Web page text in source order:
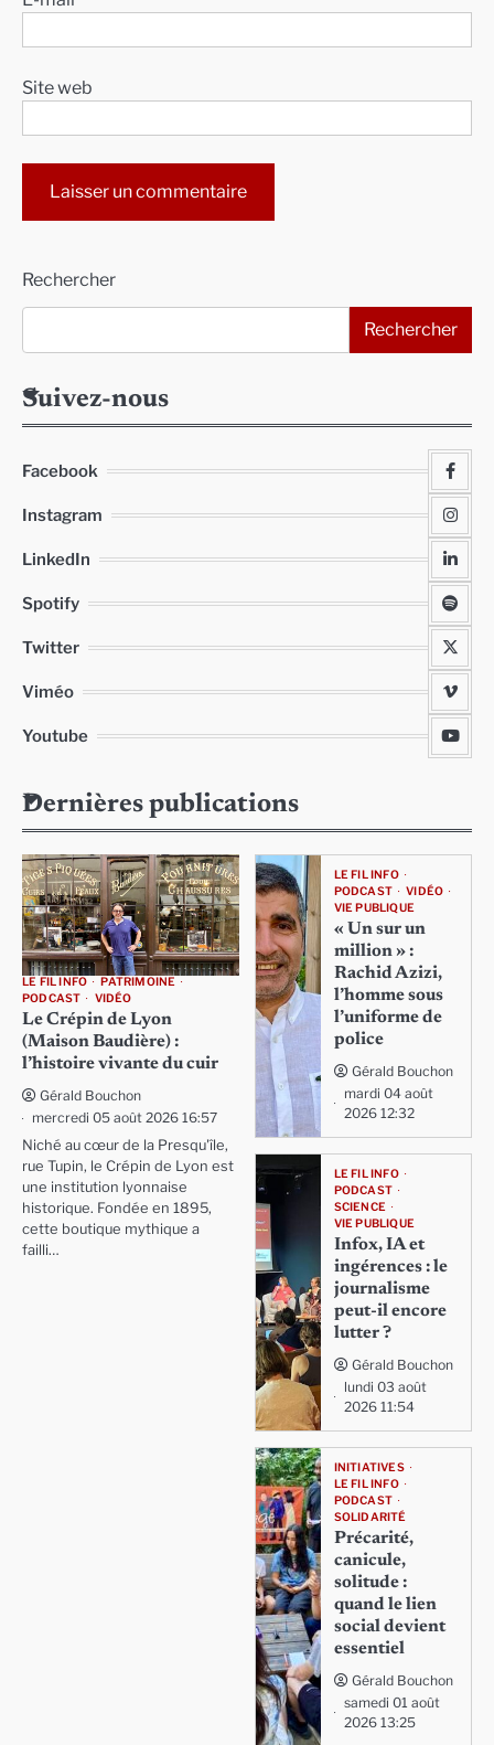
Site web
Rechercher
Rechercher
Suivez-nous
Facebook
Instagram
LinkedIn
Spotify
Twitter
Viméo
Youtube
Dernières publications
LE FIL INFO
PATRIMOINE
PODCAST
VIDÉO
Le Crépin de Lyon
(Maison Baudière) :
l’histoire vivante du cuir
Gérald Bouchon
mercredi 05 août 2026 16:57
Niché au cœur de la Presqu'île,
rue Tupin, le Crépin de Lyon est
une institution lyonnaise
historique. Fondée en 1895,
cette boutique mythique a
failli…
LE FIL INFO
PODCAST
VIDÉO
VIE PUBLIQUE
« Un sur un
million » :
Rachid Azizi,
l’homme sous
l’uniforme de
police
Gérald Bouchon
mardi 04 août
2026 12:32
LE FIL INFO
PODCAST
SCIENCE
VIE PUBLIQUE
Infox, IA et
ingérences : le
journalisme
peut-il encore
lutter ?
Gérald Bouchon
lundi 03 août
2026 11:54
INITIATIVES
LE FIL INFO
PODCAST
SOLIDARITÉ
Précarité,
canicule,
solitude :
quand le lien
social devient
essentiel
Gérald Bouchon
samedi 01 août
2026 13:25